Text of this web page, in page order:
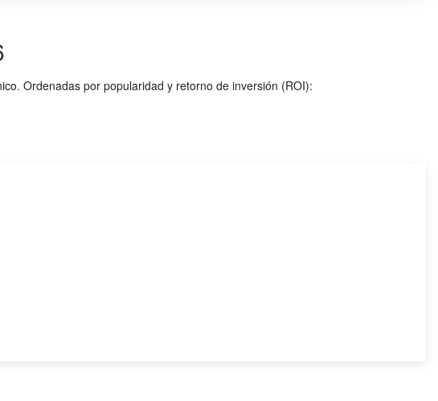
Ordenadas por popularidad y retorno de inversión (ROI):